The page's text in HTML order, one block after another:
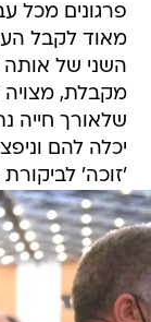
פרגונים מכל
מאוד לקבל
השני של אותה
מקבלת,
שלאורך חייה
יכלה להם
'זוכה' לביקורת